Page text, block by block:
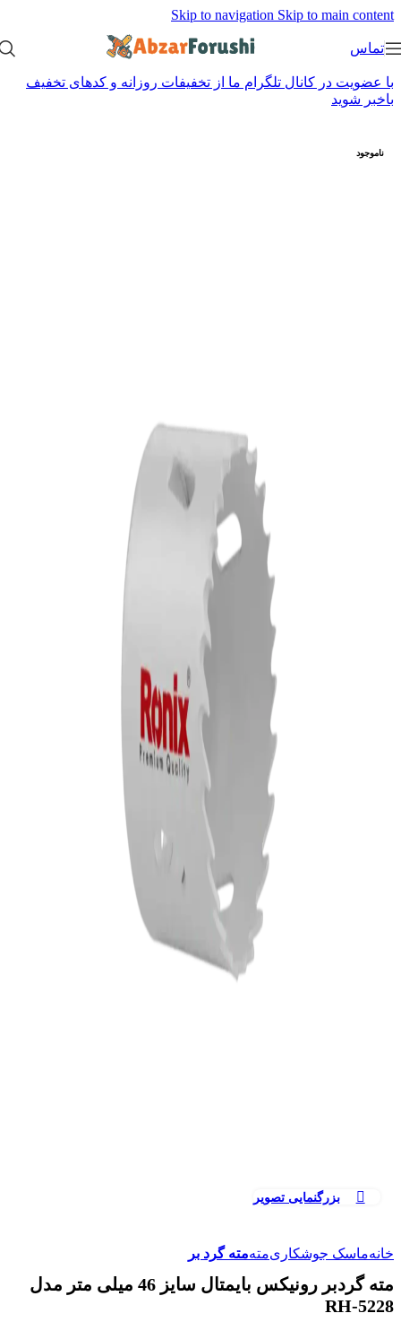
Skip to navigationSkip to main content
تماس
با عضویت در کانال تلگرام ما از تخفیفات روزانه و کدهای تخفیف
باخبر شوید
ناموجود
بزرگنمایی تصویر
خانهماسک جوشکاریمتهمته گرد بر
مته گردبر رونیکس بایمتال سایز 46 میلی متر مدل
RH-5228